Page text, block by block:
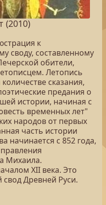
(2010)
к
своду, составленному
обители,
Летопись
сказания,
предания о
истории, начиная с
временных лет"
народов от первых
часть истории
начинается с 852 года,
Михаила.
XII века. Это
Древней Руси.